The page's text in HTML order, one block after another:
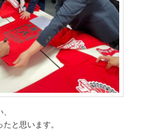
と思います。